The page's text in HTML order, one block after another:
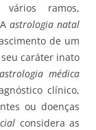
ramos,
Aastrologia natal
de um
caráter inato
astrologia médica
clínico,
ou doenças
considera as